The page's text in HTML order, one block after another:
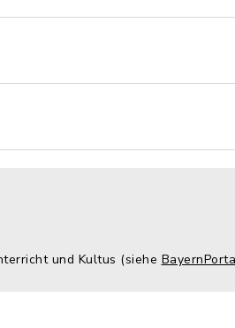
und Kultus (siehe